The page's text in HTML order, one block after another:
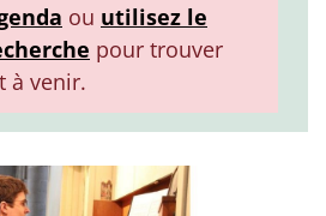
ou utilisez le
pour trouver
à venir.